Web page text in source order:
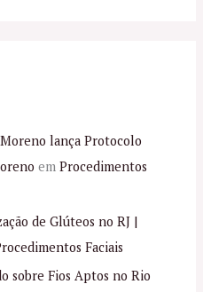
lança Protocolo
em Procedimentos
de Glúteos no RJ |
Faciais
sobre Fios Aptos no Rio